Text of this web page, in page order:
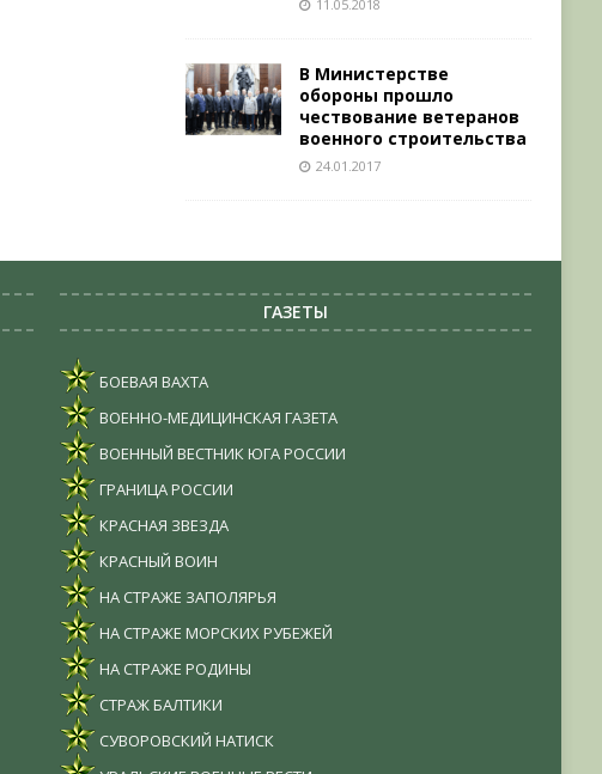
11.05.2018
В Министерстве
обороны прошло
чествование ветеранов
военного строительства
24.01.2017
ГАЗЕТЫ
БОЕВАЯ ВАХТА
ВОЕННО-МЕДИЦИНСКАЯ ГАЗЕТА
ВОЕННЫЙ ВЕСТНИК ЮГА РОССИИ
ГРАНИЦА РОССИИ
КРАСНАЯ ЗВЕЗДА
КРАСНЫЙ ВОИН
НА СТРАЖЕ ЗАПОЛЯРЬЯ
НА СТРАЖЕ МОРСКИХ РУБЕЖЕЙ
НА СТРАЖЕ РОДИНЫ
СТРАЖ БАЛТИКИ
СУВОРОВСКИЙ НАТИСК